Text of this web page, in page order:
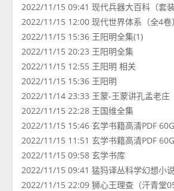
2022/11/15 09:41 现代兵器大百科（套装
2022/11/15 12:00 现代世界体系（全4卷）
2022/11/15 15:36 王阳明全集(1)
2022/11/15 20:23 王阳明全集
2022/11/15 12:55 王阳明 相关
2022/11/15 15:36 王阳明
2022/11/14 23:33 王蒙-王蒙讲孔孟老庄
2022/11/15 22:28 王国维全集
2022/11/15 15:46 玄学书籍高清PDF
2022/11/15 11:51 玄学书籍高清PDF 60G
2022/11/15 09:58 玄学书库
2022/11/15 09:41 猛犸译丛科学幻想小说
2022/11/15 22:09 狮心王理查（汗青堂